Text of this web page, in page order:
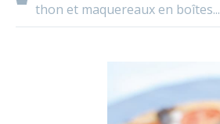
thon et maquereaux en boîtes...